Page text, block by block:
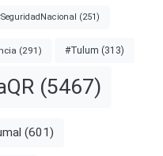
(251)
(291) #Tulum (313)
(5467)
(601)